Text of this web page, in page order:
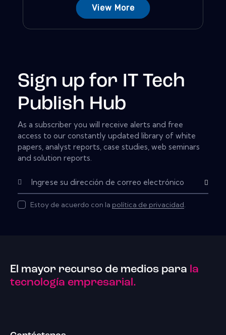
View More
Sign up for IT Tech
Publish Hub
As a subscriber you will receive alerts and free
access to our constantly updated library of white
papers, analyst reports, case studies, web seminars
and solution reports.
Subscribe
Estoy de acuerdo con la política de privacidad.
El mayor recurso de medios para la
tecnología empresarial.